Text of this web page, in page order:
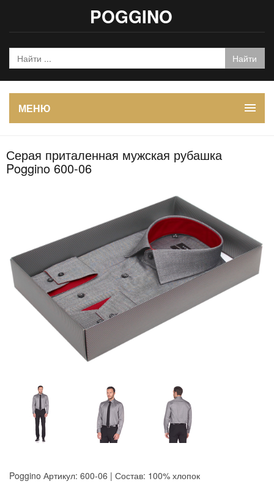
POGGINO
МЕНЮ
Серая приталенная мужская рубашка
Poggino 600-06
Poggino Артикул: 600-06 | Состав: 100% хлопок